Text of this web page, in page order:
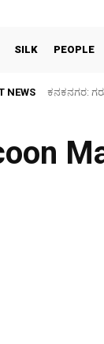
SILK PEOPLE
NEWSಕನಕನಗರ:
Sidlaghatta